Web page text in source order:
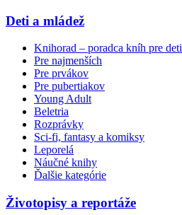
Deti a mládež
Knihorad – poradca kníh pre deti
Pre najmenších
Pre prvákov
Pre pubertiakov
Young Adult
Beletria
Rozprávky
Sci-fi, fantasy a komiksy
Leporelá
Náučné knihy
Ďalšie kategórie
Životopisy a reportáže